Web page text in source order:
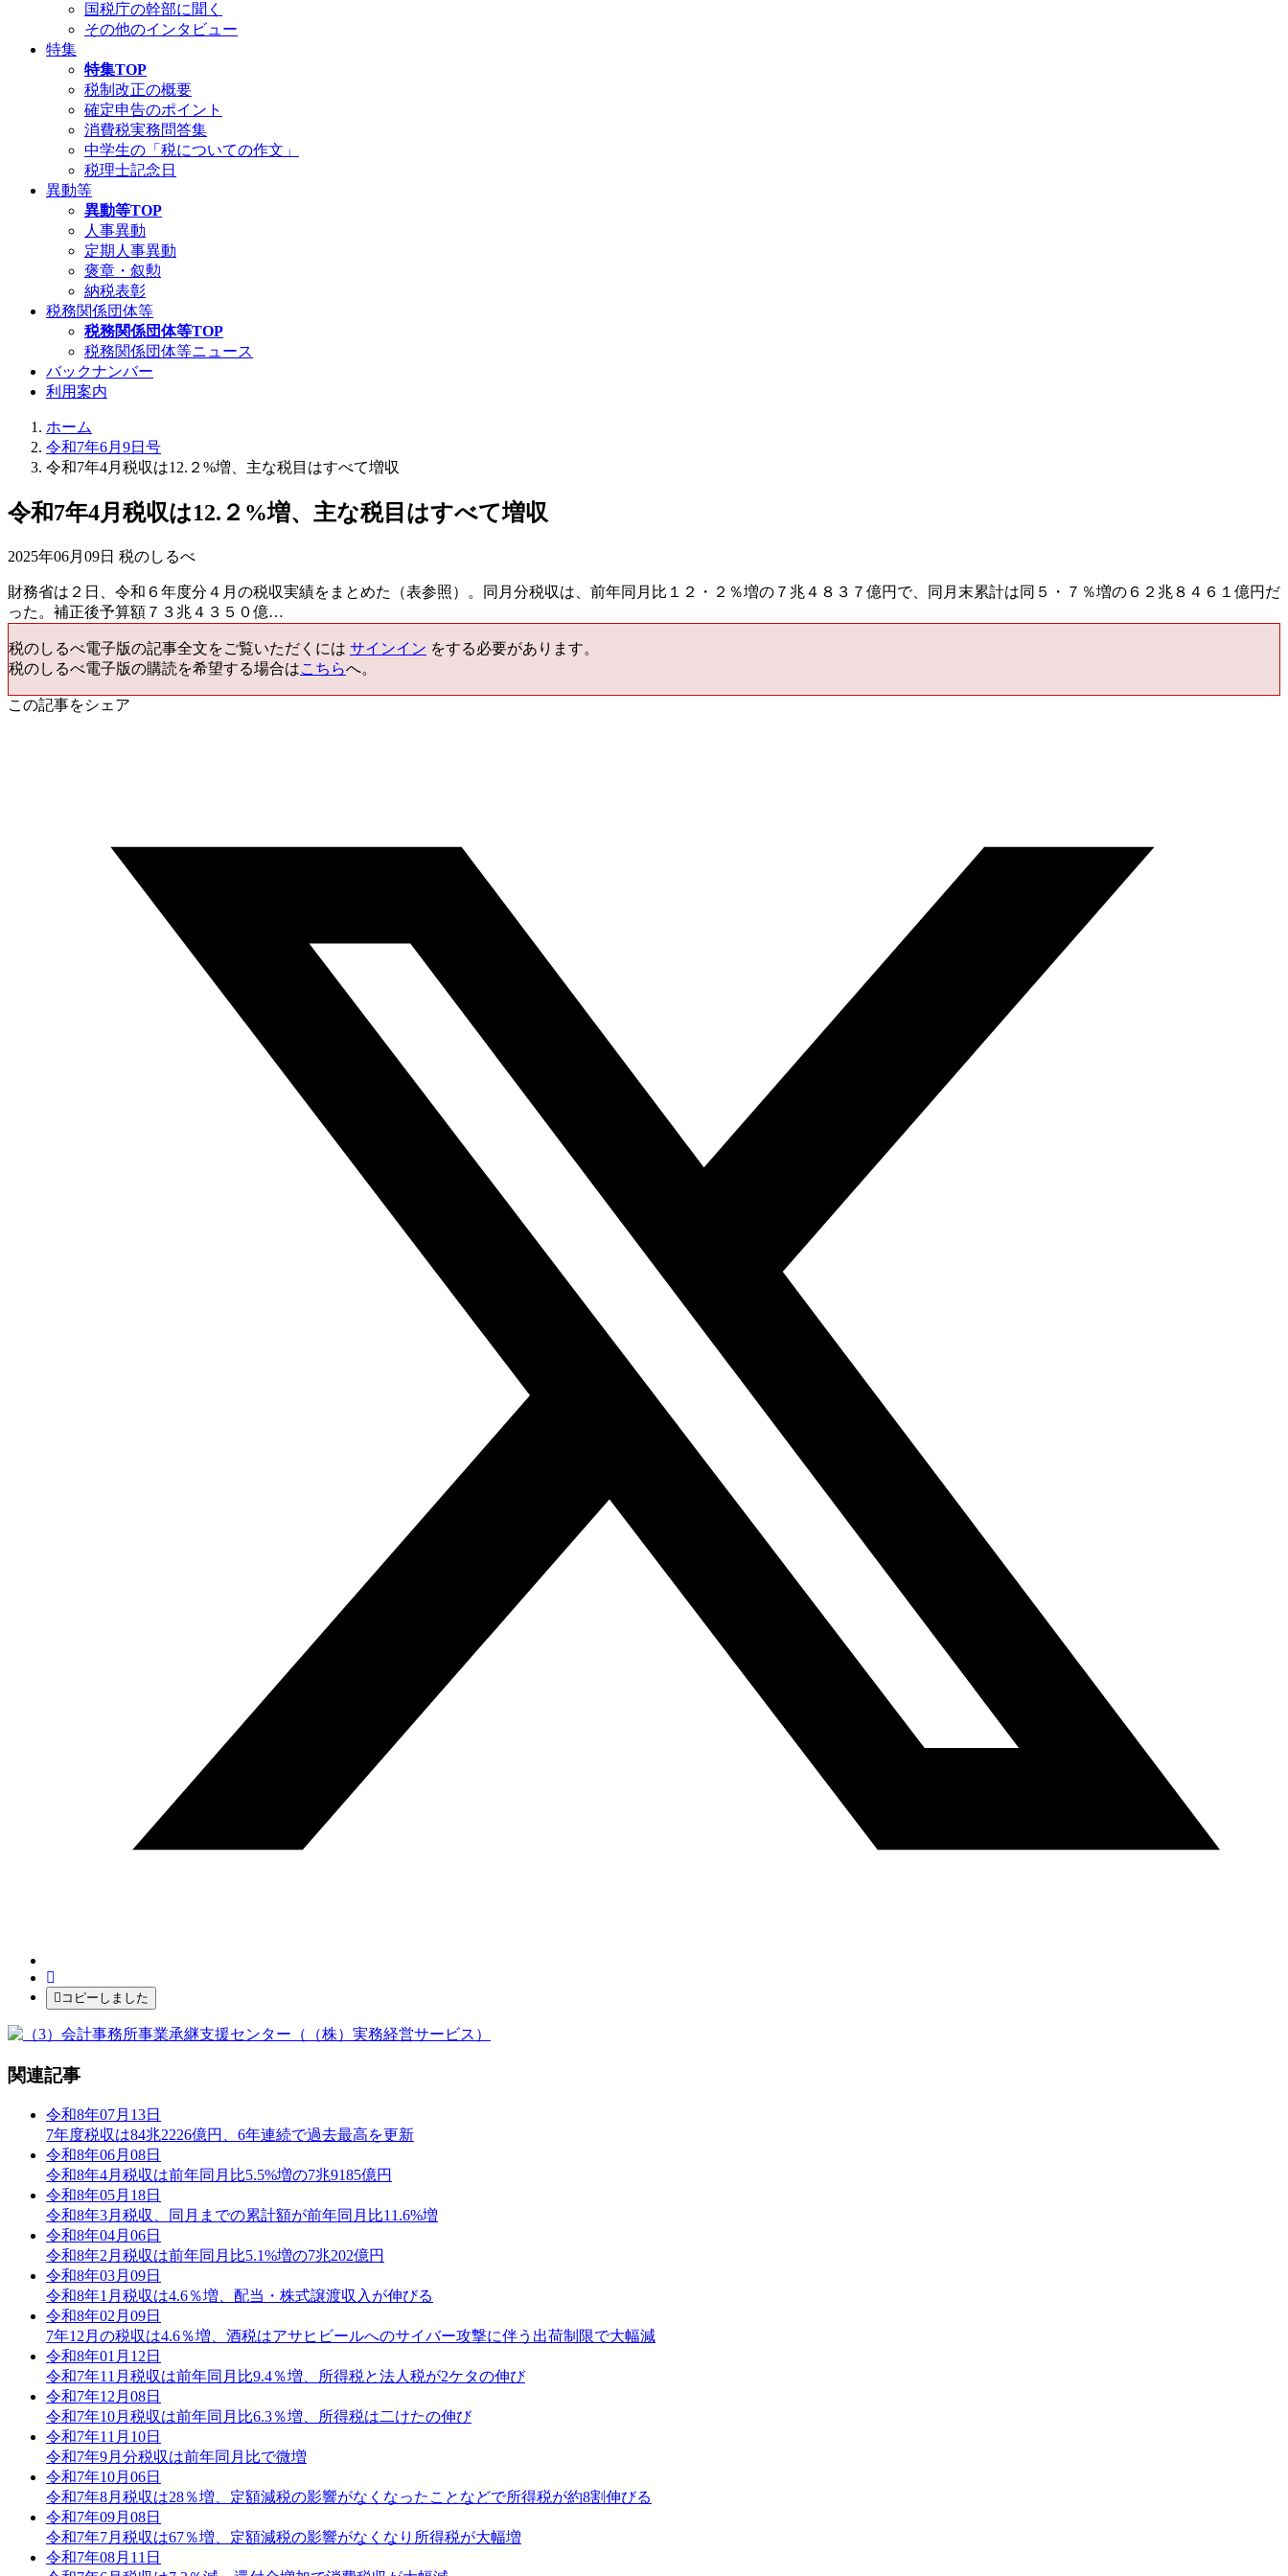
国税庁の幹部に聞く
その他のインタビュー
特集
特集TOP
税制改正の概要
確定申告のポイント
消費税実務問答集
中学生の「税についての作文」
税理士記念日
異動等
異動等TOP
人事異動
定期人事異動
褒章・叙勲
納税表彰
税務関係団体等
税務関係団体等TOP
税務関係団体等ニュース
バックナンバー
利用案内
ホーム
令和7年6月9日号
令和7年4月税収は12.２%増、主な税目はすべて増収
令和7年4月税収は12.２%増、主な税目はすべて増収
2025年06月09日 税のしるべ
財務省は２日、令和６年度分４月の税収実績をまとめた（表参照）。同月分税収は、前年同月比１２・２％増の７兆４８３７億円で、同月末累計は同５・７％増の６２兆８４６１億円だ
った。補正後予算額７３兆４３５０億…
税のしるべ電子版の記事全文をご覧いただくには サインイン をする必要があります。
税のしるべ電子版の購読を希望する場合はこちらへ。
この記事をシェア
コピーしました
関連記事
令和8年07月13日
7年度税収は84兆2226億円、6年連続で過去最高を更新
令和8年06月08日
令和8年4月税収は前年同月比5.5%増の7兆9185億円
令和8年05月18日
令和8年3月税収、同月までの累計額が前年同月比11.6%増
令和8年04月06日
令和8年2月税収は前年同月比5.1%増の7兆202億円
令和8年03月09日
令和8年1月税収は4.6％増、配当・株式譲渡収入が伸びる
令和8年02月09日
7年12月の税収は4.6％増、酒税はアサヒビールへのサイバー攻撃に伴う出荷制限で大幅減
令和8年01月12日
令和7年11月税収は前年同月比9.4％増、所得税と法人税が2ケタの伸び
令和7年12月08日
令和7年10月税収は前年同月比6.3％増、所得税は二けたの伸び
令和7年11月10日
令和7年9月分税収は前年同月比で微増
令和7年10月06日
令和7年8月税収は28％増、定額減税の影響がなくなったことなどで所得税が約8割伸びる
令和7年09月08日
令和7年7月税収は67％増、定額減税の影響がなくなり所得税が大幅増
令和7年08月11日